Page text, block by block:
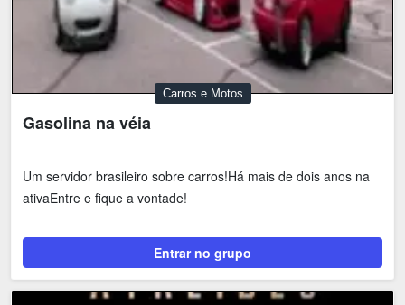
Carros e Motos
Gasolina na véia
Um servidor brasileiro sobre carros!Há mais de dois anos na
ativaEntre e fique a vontade!
Entrar no grupo